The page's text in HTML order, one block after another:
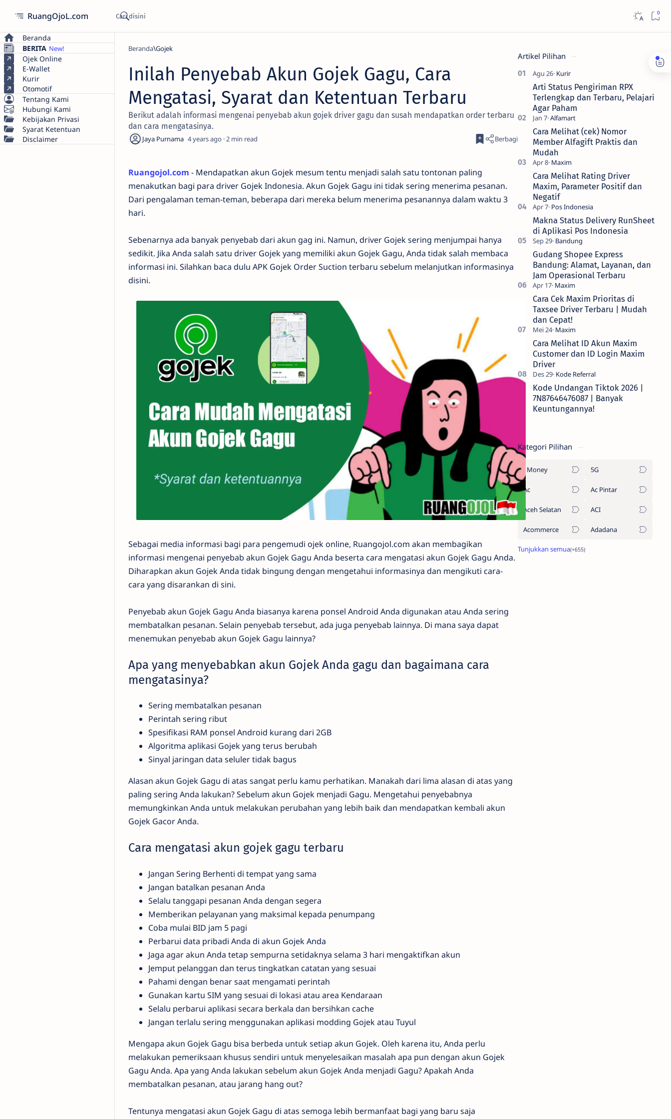
RuangOjoL.com
Beranda
BERITA
Ojek Online
E-Wallet
Kurir
Otomotif
Tentang Kami
Hubungi Kami
Kebijakan Privasi
Syarat Ketentuan
Disclaimer
Beranda Gojek
Inilah Penyebab Akun Gojek Gagu, Cara
Mengatasi, Syarat dan Ketentuan Terbaru
Berikut adalah informasi mengenai penyebab akun gojek driver gagu dan susah mendapatkan order terbaru
dan cara mengatasinya.
4 years ago 2
Ruangojol.com - Mendapatkan akun Gojek mesum tentu menjadi salah satu tontonan paling
menakutkan bagi para driver Gojek Indonesia. Akun Gojek Gagu ini tidak sering menerima pesanan.
Dari pengalaman teman-teman, beberapa dari mereka belum menerima pesanannya dalam waktu 3
hari.
Sebenarnya ada banyak penyebab dari akun gag ini. Namun, driver Gojek sering menjumpai hanya
sedikit. Jika Anda salah satu driver Gojek yang memiliki akun Gojek Gagu, Anda tidak salah membaca
informasi ini. Silahkan baca dulu APK Gojek Order Suction terbaru sebelum melanjutkan informasinya
disini.
Sebagai media informasi bagi para pengemudi ojek online, Ruangojol.com akan membagikan
informasi mengenai penyebab akun Gojek Gagu Anda beserta cara mengatasi akun Gojek Gagu Anda.
Diharapkan akun Gojek Anda tidak bingung dengan mengetahui informasinya dan mengikuti cara-
cara yang disarankan di sini.
Penyebab akun Gojek Gagu Anda biasanya karena ponsel Android Anda digunakan atau Anda sering
membatalkan pesanan. Selain penyebab tersebut, ada juga penyebab lainnya. Di mana saya dapat
menemukan penyebab akun Gojek Gagu lainnya?
Apa yang menyebabkan akun Gojek Anda gagu dan bagaimana cara
mengatasinya?
Sering membatalkan pesanan
Perintah sering ribut
Spesifikasi RAM ponsel Android kurang dari 2GB
Algoritma aplikasi Gojek yang terus berubah
Sinyal jaringan data seluler tidak bagus
Alasan akun Gojek Gagu di atas sangat perlu kamu perhatikan. Manakah dari lima alasan di atas yang
paling sering Anda lakukan? Sebelum akun Gojek menjadi Gagu. Mengetahui penyebabnya
memungkinkan Anda untuk melakukan perubahan yang lebih baik dan mendapatkan kembali akun
Gojek Gacor Anda.
Cara mengatasi akun gojek gagu terbaru
Jangan Sering Berhenti di tempat yang sama
Jangan batalkan pesanan Anda
Selalu tanggapi pesanan Anda dengan segera
Memberikan pelayanan yang maksimal kepada penumpang
Coba mulai BID jam 5 pagi
Perbarui data pribadi Anda di akun Gojek Anda
Jaga agar akun Anda tetap sempurna setidaknya selama 3 hari mengaktifkan akun
Jemput pelanggan dan terus tingkatkan catatan yang sesuai
Pahami dengan benar saat mengamati perintah
Gunakan kartu SIM yang sesuai di lokasi atau area Kendaraan
Selalu perbarui aplikasi secara berkala dan bersihkan cache
Jangan terlalu sering menggunakan aplikasi modding Gojek atau Tuyul
Mengapa akun Gojek Gagu bisa berbeda untuk setiap akun Gojek. Oleh karena itu, Anda perlu
melakukan pemeriksaan khusus sendiri untuk menyelesaikan masalah apa pun dengan akun Gojek
Gagu Anda. Apa yang Anda lakukan sebelum akun Gojek Anda menjadi Gagu? Apakah Anda
membatalkan pesanan, atau jarang hang out?
Tentunya mengatasi akun Gojek Gagu di atas semoga lebih bermanfaat bagi yang baru saja
Artikel Pilihan
Arti Status Pengiriman RPX
Terlengkap dan Terbaru, Pelajari
Agar Paham
Cara Melihat (cek) Nomor
Member Alfagift Praktis dan
Mudah
Cara Melihat Rating Driver
Maxim, Parameter Positif dan
Negatif
Makna Status Delivery RunSheet
di Aplikasi Pos Indonesia
Gudang Shopee Express
Bandung: Alamat, Layanan, dan
Jam Operasional Terbaru
Cara Cek Maxim Prioritas di
Taxsee Driver Terbaru | Mudah
dan Cepat!
Cara Melihat ID Akun Maxim
Customer dan ID Login Maxim
Driver
Kode Undangan Tiktok 2026 |
7N87646476087 | Banyak
Keuntungannya!
Kategori Pilihan
1Money 5G
Ac Ac Pintar
Aceh Selatan ACI
Acommerce Adadana